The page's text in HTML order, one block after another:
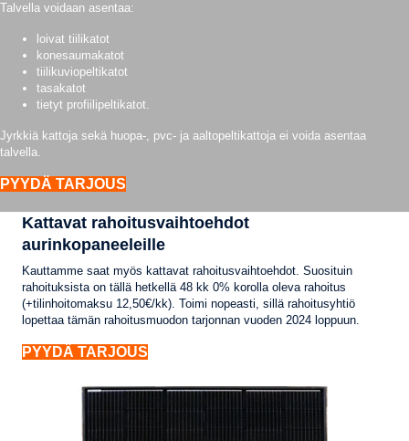
Talvella voidaan asentaa:
loivat tiilikatot
konesaumakatot
tiilikuviopeltikatot
tasakatot
tietyt profiilipeltikatot.
Jyrkkiä kattoja sekä huopa-, pvc- ja aaltopeltikattoja ei voida asentaa
talvella.
PYYDÄ TARJOUS
Kattavat rahoitusvaihtoehdot
aurinkopaneeleille
Kauttamme saat myös kattavat rahoitusvaihtoehdot. Suosituin
rahoituksista on tällä hetkellä 48 kk 0% korolla oleva rahoitus
(+tilinhoitomaksu 12,50€/kk). Toimi nopeasti, sillä rahoitusyhtiö
lopettaa tämän rahoitusmuodon tarjonnan vuoden 2024 loppuun.
PYYDÄ TARJOUS